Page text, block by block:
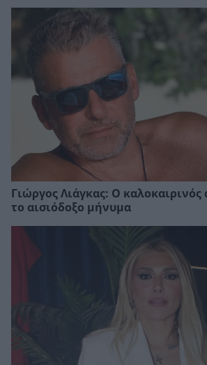
Γιώργος Λιάγκας: Ο καλοκαιρινός
το αισιόδοξο μήνυμα